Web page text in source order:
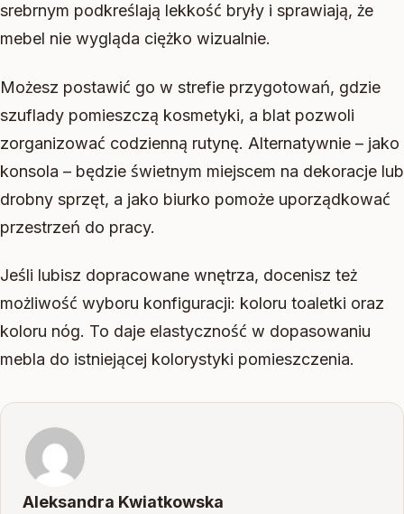
srebrnym podkreślają lekkość bryły i sprawiają, że
mebel nie wygląda ciężko wizualnie.
Możesz postawić go w strefie przygotowań, gdzie
szuflady pomieszczą kosmetyki, a blat pozwoli
zorganizować codzienną rutynę. Alternatywnie – jako
konsola – będzie świetnym miejscem na dekoracje lub
drobny sprzęt, a jako biurko pomoże uporządkować
przestrzeń do pracy.
Jeśli lubisz dopracowane wnętrza, docenisz też
możliwość wyboru konfiguracji: koloru toaletki oraz
koloru nóg. To daje elastyczność w dopasowaniu
mebla do istniejącej kolorystyki pomieszczenia.
Aleksandra Kwiatkowska